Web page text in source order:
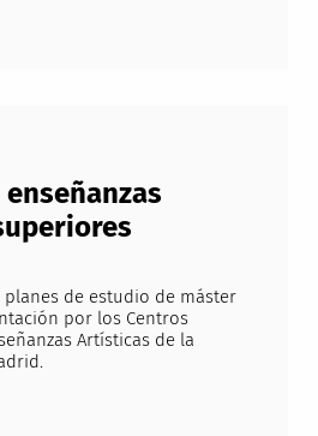
planes de estudio de máster
por los Centros
Artísticas de la